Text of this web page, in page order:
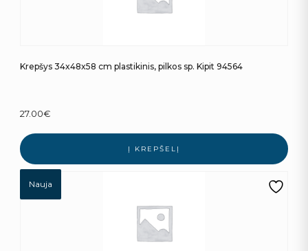
Krepšys 34x48x58 cm plastikinis, pilkos sp. Kipit 94564
27.00€
Į KREPŠELĮ
Nauja